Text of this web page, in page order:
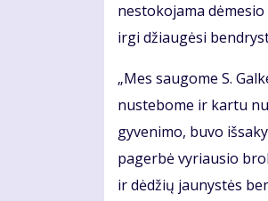
nestokojama
irgi džiaugėsi
„Mes saugome S.
nustebome ir kartu
gyvenimo, buvo
pagerbė vyriausio
ir dėdžių jaunystės